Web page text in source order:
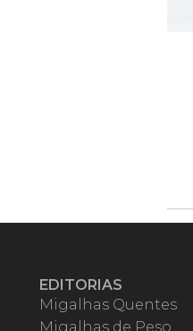
EDITORIAS
Migalhas Quentes
Migalhas de Peso